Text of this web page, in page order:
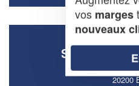
SOCIÉTÉ
Residence
20200
vos marges
nouveaux